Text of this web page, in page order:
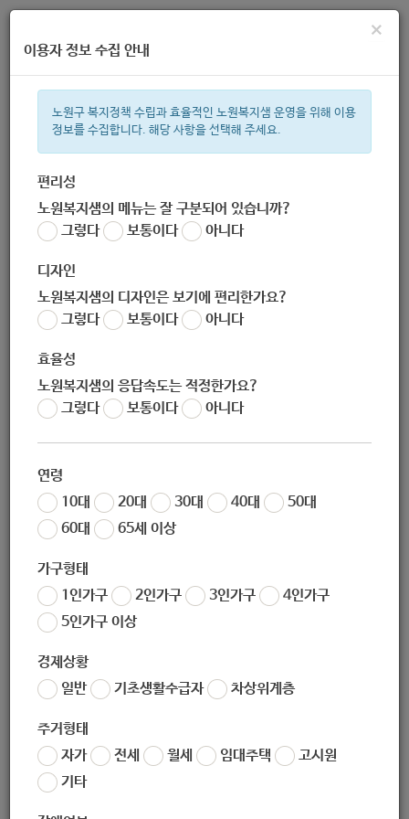
주간 인기검색어
한눈으로 보는 복지 정보
×
이용자 정보 수집 안내
노원구 복지정책 수립과 효율적인 노원복지샘 운영을 위해 이용
정보를 수집합니다. 해당 사항을 선택해 주세요.
편리성
노원복지샘의 메뉴는 잘 구분되어 있습니까?
그렇다
보통이다 아니다
디자인
노원복지샘의 디자인은 보기에 편리한가요?
그렇다
보통이다 아니다
효율성
노원복지샘의 응답속도는 적정한가요?
그렇다
보통이다 아니다
연령
10대
20대 30대 40대
50대
60대
65세 이상
가구형태
1인가구
2인가구 3인가구
4인가구
5인가구 이상
경제상황
일반
기초생활수급자 차상위계층
주거형태
자가
전세 월세 임대주택
고시원
기타
[성민복지관] <온라인설명회> 발달장애인을 위한 고등학교 졸업
후 이용 할 진로, 직업기관 설명회
작성자 노원 복지샘
작성일 2020-09-04 10:01
좋아요0 싫어요
목록보기